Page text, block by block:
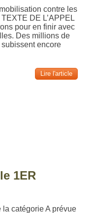
contre les
DE L’APPEL
pour en finir avec
Des millions de
subissent encore
Lire l'article
1ER
la catégorie A prévue